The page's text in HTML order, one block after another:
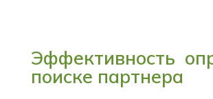
Эффективность
поиске партнера